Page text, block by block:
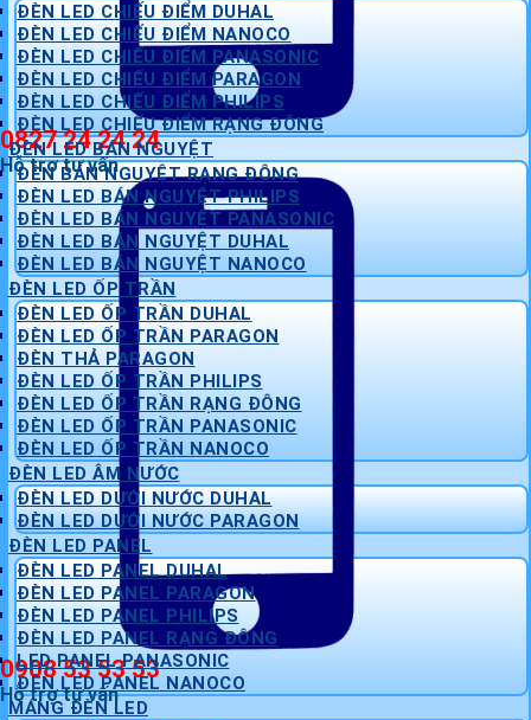
0827 24 24 24
Hỗ trợ tư vấn
0908 53 53 53
Hỗ trợ tư vấn
ĐÈN LED CHIẾU ĐIỂM DUHAL
ĐÈN LED CHIẾU ĐIỂM NANOCO
ĐÈN LED CHIẾU ĐIỂM PANASONIC
ĐÈN LED CHIẾU ĐIỂM PARAGON
ĐÈN LED CHIẾU ĐIỂM PHILIPS
ĐÈN LED CHIẾU ĐIỂM RẠNG ĐÔNG
ĐÈN LED BÁN NGUYỆT
ĐÈN BÁN NGUYỆT RẠNG ĐÔNG
ĐÈN LED BÁN NGUYỆT PHILIPS
ĐÈN LED BÁN NGUYỆT PANASONIC
ĐÈN LED BÁN NGUYỆT DUHAL
ĐÈN LED BÁN NGUYỆT NANOCO
ĐÈN LED ỐP TRẦN
ĐÈN LED ỐP TRẦN DUHAL
ĐÈN LED ỐP TRẦN PARAGON
ĐÈN THẢ PARAGON
ĐÈN LED ỐP TRẦN PHILIPS
ĐÈN LED ỐP TRẦN RẠNG ĐÔNG
ĐÈN LED ỐP TRẦN PANASONIC
ĐÈN LED ỐP TRẦN NANOCO
ĐÈN LED ÂM NƯỚC
ĐÈN LED DƯỚI NƯỚC DUHAL
ĐÈN LED DƯỚI NƯỚC PARAGON
ĐÈN LED PANEL
ĐÈN LED PANEL DUHAL
ĐÈN LED PANEL PARAGON
ĐÈN LED PANEL PHILIPS
ĐÈN LED PANEL RẠNG ĐÔNG
LED PANEL PANASONIC
ĐÈN LED PANEL NANOCO
MÁNG ĐÈN LED